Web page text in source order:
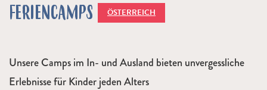
FERIENCAMPS ÖSTERREICH
Unsere Camps im In- und Ausland bieten unvergessliche
Erlebnisse für Kinder jeden Alters